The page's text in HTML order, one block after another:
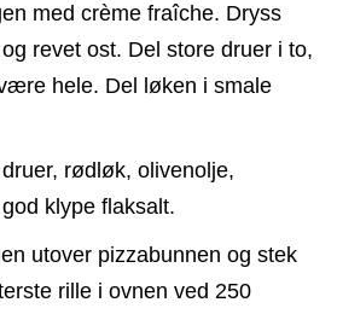
med crème fraîche. Dryss
revet ost. Del store druer i to,
hele. Del løken i smale
rødløk, olivenolje,
klype flaksalt.
utover pizzabunnen og stek
rille i ovnen ved 250